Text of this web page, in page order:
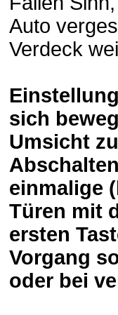
Auto
Verdeck
sich
Umsicht
einmalige
Türen mit
ersten
Vorgang
oder bei